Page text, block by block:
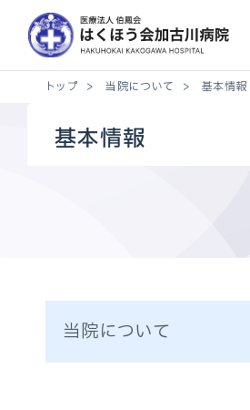
トップ > 当院について > 基本情報
基本情報
当院について